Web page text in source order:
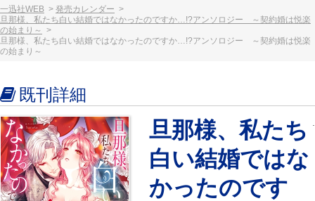
一迅社WEB
発売カレンダー
旦那様、私たち白い結婚ではなかったのですか…!?アンソロジー ～契約婚は悦楽
の始まり～
旦那様、私たち白い結婚ではなかったのですか…!?アンソロジー ～契約婚は悦楽
の始まり～
既刊詳細
旦那様、私たち
白い結婚ではな
かったのです